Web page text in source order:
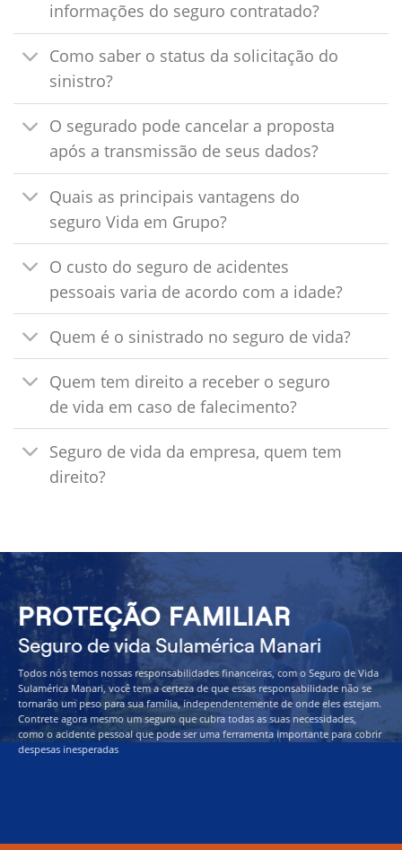
informações do seguro contratado?
Como saber o status da solicitação do
sinistro?
O segurado pode cancelar a proposta
após a transmissão de seus dados?
Quais as principais vantagens do
seguro Vida em Grupo?
O custo do seguro de acidentes
pessoais varia de acordo com a idade?
Quem é o sinistrado no seguro de vida?
Quem tem direito a receber o seguro
de vida em caso de falecimento?
Seguro de vida da empresa, quem tem
direito?
PROTEÇÃO FAMILIAR
Seguro de vida Sulamérica Manari
Todos nós temos nossas responsabilidades financeiras, com o Seguro de Vida
Sulamérica Manari, você tem a certeza de que essas responsabilidade não se
tornarão um peso para sua família, independentemente de onde eles estejam.
Contrete agora mesmo um seguro que cubra todas as suas necessidades,
como o acidente pessoal que pode ser uma ferramenta importante para cobrir
despesas inesperadas